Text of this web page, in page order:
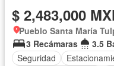
$ 2,483,000
Pueblo Santa María
3 Recámaras
3.5
Seguridad